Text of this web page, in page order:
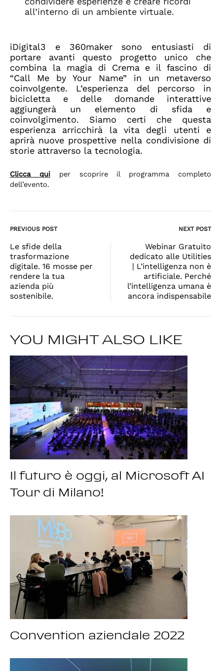
all’interno di un ambiente virtuale.
iDigital3 e 360maker sono entusiasti di
portare avanti questo progetto unico che
combina la magia di Crema e il fascino di
“Call Me by Your Name” in un metaverso
coinvolgente. L’esperienza del percorso in
bicicletta e delle domande interattive
aggiungerà un elemento di sfida e
coinvolgimento. Siamo certi che questa
esperienza arricchirà la vita degli utenti e
aprirà nuove prospettive nella condivisione di
storie attraverso la tecnologia.
Clicca quiper scoprire il programma completo
dell’evento.
Post
navigation
PREVIOUS POST NEXT POST
Le sfide della
trasformazione
digitale. 16 mosse per
rendere la tua
azienda più
sostenibile.
Webinar Gratuito
dedicato alle Utilities
| L’intelligenza non è
artificiale. Perché
l’intelligenza umana è
ancora indispensabile
YOU MIGHT ALSO LIKE
Il futuro è oggi, al Microsoft AI
Tour di Milano!
Convention aziendale 2022